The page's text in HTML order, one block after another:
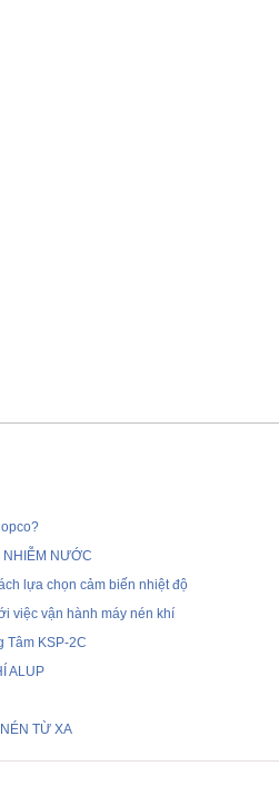
NHIỄM NƯỚC
lựa chọn cảm biến nhiệt độ
việc vận hành máy nén khí
Tâm KSP-2C
ALUP
TỪ XA